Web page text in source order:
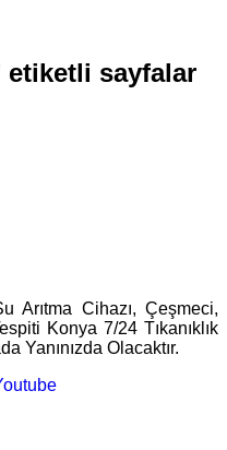
etiketli sayfalar
Arıtma Cihazı, Çeşmeci,
Konya 7/24 Tıkanıklık
Yanınızda Olacaktır.